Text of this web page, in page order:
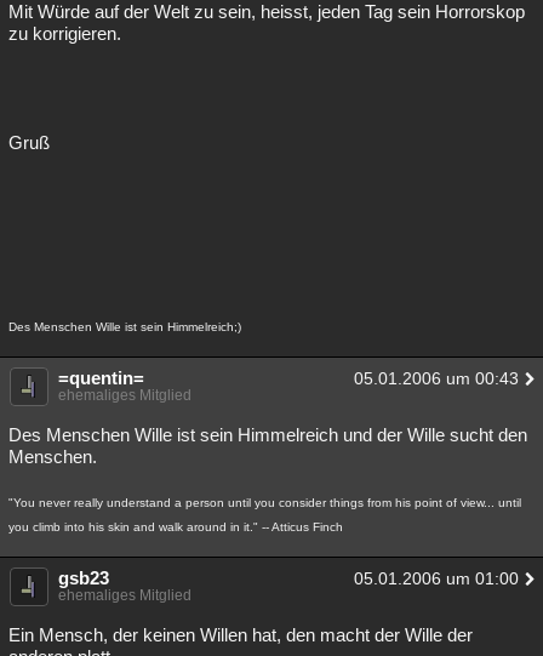
Mit Würde auf der Welt zu sein, heisst, jeden Tag sein Horrorskop
zu korrigieren.
Gruß
Des Menschen Wille ist sein Himmelreich;)
=quentin= 05.01.2006 um 00:43
ehemaliges Mitglied
Des Menschen Wille ist sein Himmelreich und der Wille sucht den
Menschen.
"You never really understand a person until you consider things from his point of view... until
you climb into his skin and walk around in it." -- Atticus Finch
gsb23 05.01.2006 um 01:00
ehemaliges Mitglied
Ein Mensch, der keinen Willen hat, den macht der Wille der